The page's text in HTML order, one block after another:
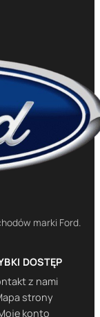
marki Ford.
DOSTĘP
z nami
strony
konto